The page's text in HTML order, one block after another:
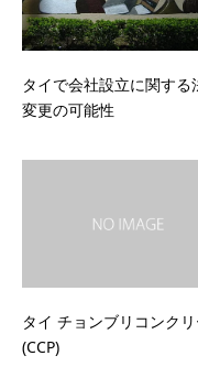
タイで会社設立に関する
変更の可能性
タイ チョンブリコンクリ
(CCP)